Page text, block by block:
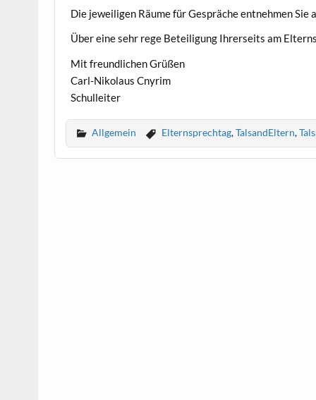
Die jeweiligen Räume für Gespräche entnehmen Sie
Über eine sehr rege Beteiligung Ihrerseits am
Mit freundlichen Grüßen
Carl-Nikolaus Cnyrim
Schulleiter
Allgemein Elternsprechtag,TalsandEltern,